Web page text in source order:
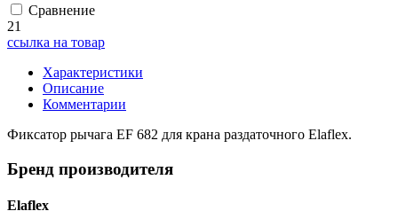
Сравнение
21
ссылка на товар
Характеристики
Описание
Комментарии
Фиксатор рычага EF 682 для крана раздаточного Elaflex.
Бренд производителя
Elaflex